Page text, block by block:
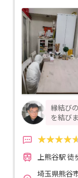
縁結び
を結び
上熊谷駅 徒
埼玉県熊谷